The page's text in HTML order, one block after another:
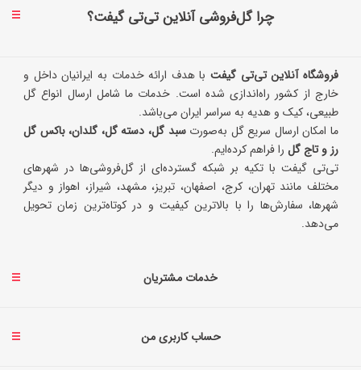
چرا گل‌فروشی آنلاین تی‌تی گیفت؟
فروشگاه آنلاین تی‌تی گیفتبا هدف ارائه خدمات به ایرانیان داخل و
خارج از کشور راه‌اندازی شده است. خدمات ما شامل ارسال انواع گل
طبیعی، کیک و هدیه به سراسر ایران می‌باشد.
ما امکان ارسال سریع گل به‌صورتسبد گل، دسته گل، گلدان، باکس گل
رز و تاج گل را فراهم کرده‌ایم.
تی‌تی گیفت با تکیه بر شبکه گسترده‌ای از گل‌فروشی‌ها در شهرهای
مختلف مانند تهران، کرج، اصفهان، تبریز، مشهد، شیراز، اهواز و دیگر
شهرها، سفارش‌ها را با بالاترین کیفیت و در کوتاه‌ترین زمان تحویل
می‌دهد.
خدمات مشتریان
حساب کاربری من